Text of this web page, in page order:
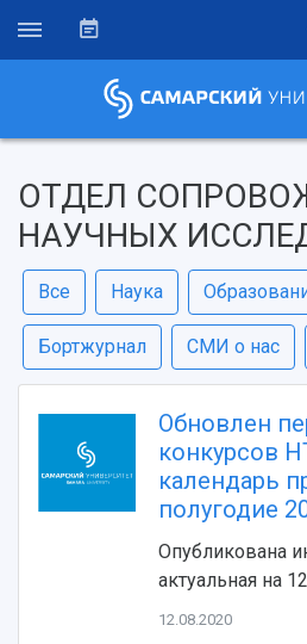
ОТДЕЛ
НАУЧНЫХ
Все Наука
Бортжурнал СМИ о нас
Обновлен
конкурсов
календарь
полугодие
Опубликована
актуальная на
12.08.2020